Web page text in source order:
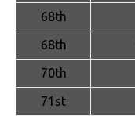
68th
68th
70th
71st